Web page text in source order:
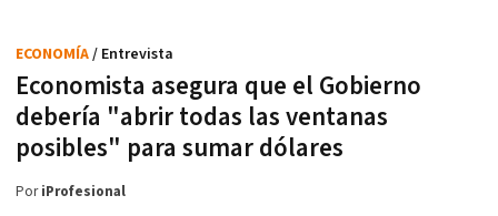
Economista asegura que el Gobierno
debería "abrir todas las ventanas
posibles" para sumar dólares
ECONOMÍA/ Entrevista
PoriProfesional